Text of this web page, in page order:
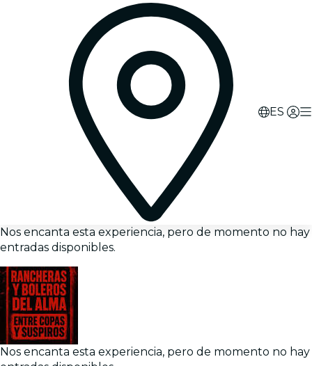
ES
Nos encanta esta experiencia, pero de momento no hay
entradas disponibles.
Nos encanta esta experiencia, pero de momento no hay